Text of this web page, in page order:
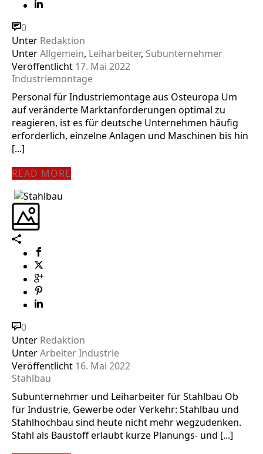
0
Unter Redaktion
UnterAllgemein, Leiharbeiter, Subunternehmer
Veröffentlicht 17. Mai 2022
Industriemontage
Personal für Industriemontage aus Osteuropa Um
auf veränderte Marktanforderungen optimal zu
reagieren, ist es für deutsche Unternehmen häufig
erforderlich, einzelne Anlagen und Maschinen bis hin
[...]
READ MORE
0
Unter Redaktion
UnterArbeiter Industrie
Veröffentlicht 16. Mai 2022
Stahlbau
Subunternehmer und Leiharbeiter für Stahlbau Ob
für Industrie, Gewerbe oder Verkehr: Stahlbau und
Stahlhochbau sind heute nicht mehr wegzudenken.
Stahl als Baustoff erlaubt kurze Planungs- und [...]